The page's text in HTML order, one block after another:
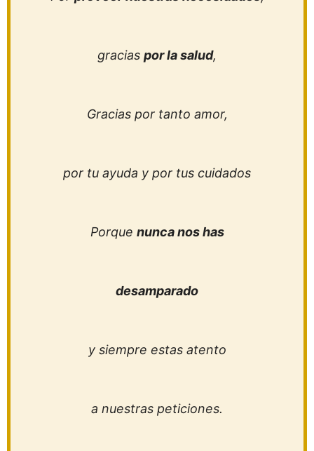
gracias por la salud,
Gracias por tanto amor,
por tu ayuda y por tus cuidados
Porque nunca noshas
desamparado
y siempre estas atento
a nuestras peticiones.